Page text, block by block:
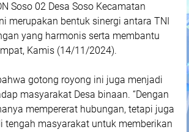
Soso 02 Desa Soso Kecamatan
merupakan bentuk sinergi antara TNI
yang harmonis serta membantu
Kamis (14/11/2024).
gotong royong ini juga menjadi
masyarakat Desa binaan. “Dengan
mempererat hubungan, tetapi juga
tengah masyarakat untuk memberikan